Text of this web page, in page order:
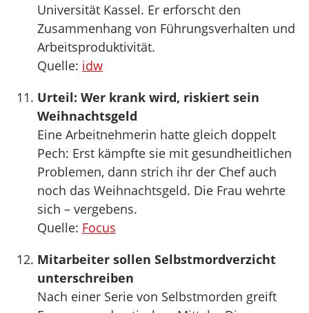
Universität Kassel. Er erforscht den
Zusammenhang von Führungsverhalten und
Arbeitsproduktivität.
Quelle: idw
Urteil: Wer krank wird, riskiert sein
Weihnachtsgeld
Eine Arbeitnehmerin hatte gleich doppelt
Pech: Erst kämpfte sie mit gesundheitlichen
Problemen, dann strich ihr der Chef auch
noch das Weihnachtsgeld. Die Frau wehrte
sich – vergebens.
Quelle: Focus
Mitarbeiter sollen Selbstmordverzicht
unterschreiben
Nach einer Serie von Selbstmorden greift